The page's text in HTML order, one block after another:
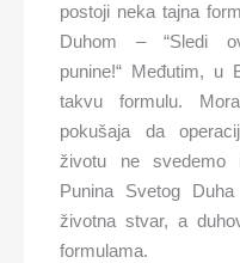
postoji neka tajna
Duhom – “Sledi
punine!“ Međutim, u
takvu formulu.
pokušaja da
životu ne svedemo
Punina Svetog
životna stvar, a
formulama.